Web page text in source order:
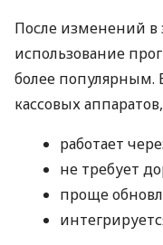
После изменений в
использование
более популярным.
кассовых
работает
не требует
проще